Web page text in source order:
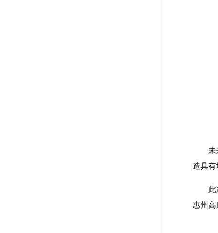
未
造具有
此
惠州高